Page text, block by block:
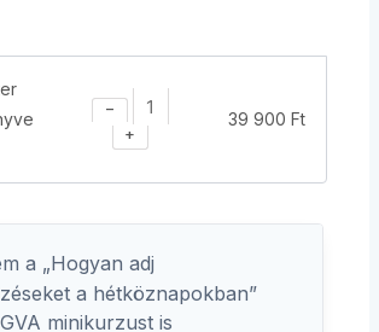
−
+
39 900 Ft
a „Hogyan adj
a hétköznapokban”
minikurzust is